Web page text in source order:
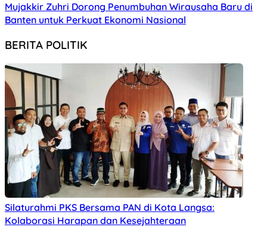
Mujakkir Zuhri Dorong Penumbuhan Wirausaha Baru di
Banten untuk Perkuat Ekonomi Nasional
BERITA POLITIK
Silaturahmi PKS Bersama PAN di Kota Langsa:
Kolaborasi Harapan dan Kesejahteraan